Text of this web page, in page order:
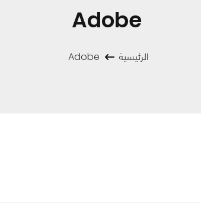
Adobe
الرئيسية Adobe